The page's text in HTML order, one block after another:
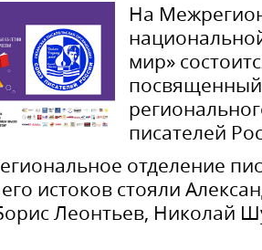
На
мир»
посвященный
писателей
отделение
истоков стояли
Леонтьев, Николай